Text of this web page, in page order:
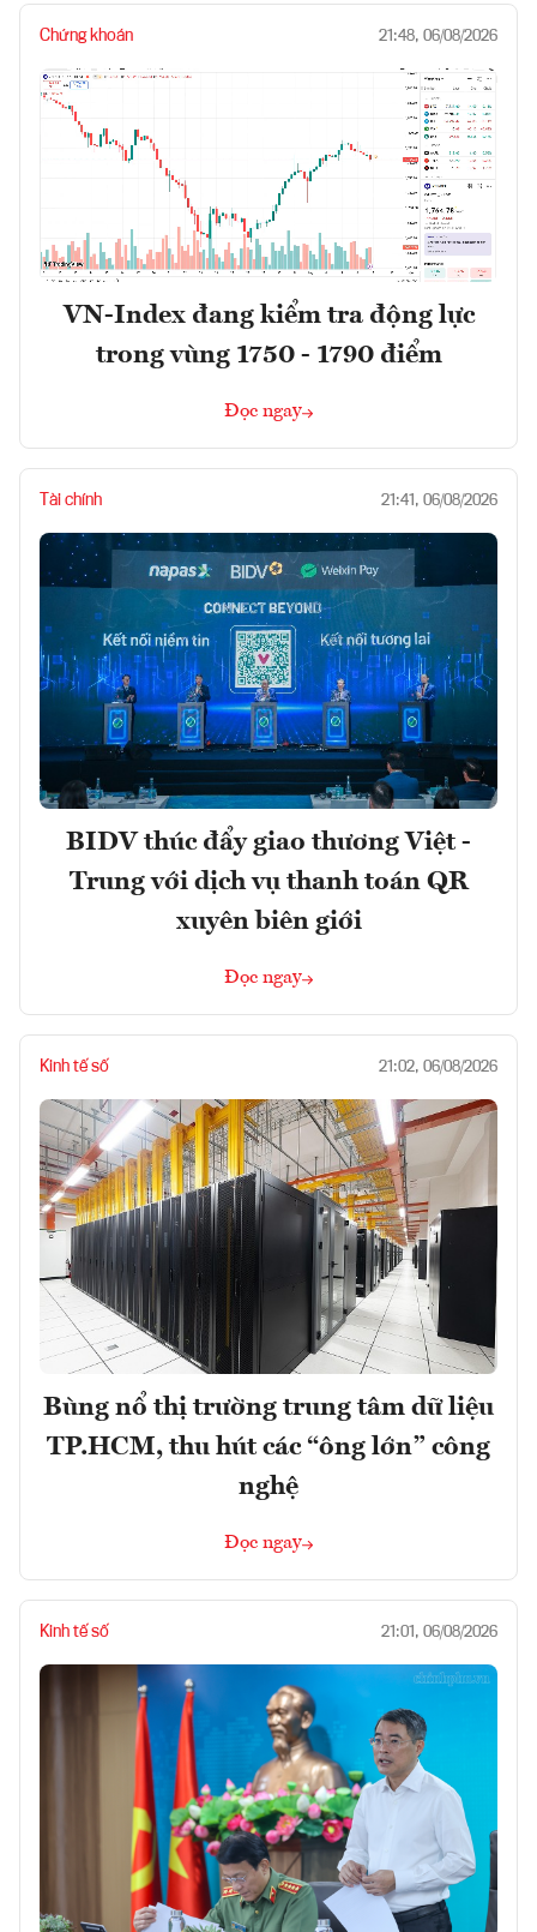
Chứng khoán 21:48, 06/08/2026
VN-Index đang kiểm tra động lực
trong vùng 1750 - 1790 điểm
Đọc ngay
Tài chính 21:41, 06/08/2026
BIDV thúc đẩy giao thương Việt -
Trung với dịch vụ thanh toán QR
xuyên biên giới
Đọc ngay
Kinh tế số 21:02, 06/08/2026
Bùng nổ thị trường trung tâm dữ liệu
TP.HCM, thu hút các “ông lớn” công
nghệ
Đọc ngay
Kinh tế số 21:01, 06/08/2026